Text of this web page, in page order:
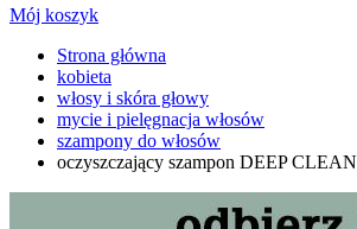
Mój koszyk
Strona główna
kobieta
włosy i skóra głowy
mycie i pielęgnacja włosów
szampony do włosów
oczyszczający szampon DEEP